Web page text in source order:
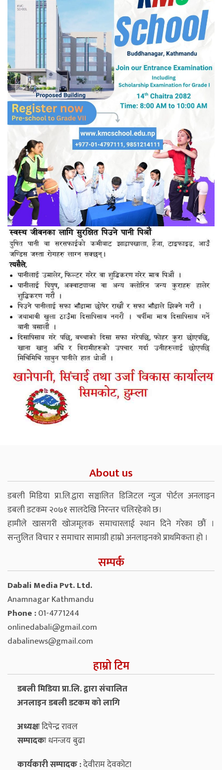
About us
डबली मिडिया प्रा.लि.द्वारा सञ्चालित डिजिटल न्युज पोर्टल अनलाइन
डबली डटकम २०७१ सालदेखि निरन्तर चलिरहेको छ।
हामीले खासगरी खोजमूलक समाचारलाई स्थान दिने गरेका छौं ।
सन्तुलित विचार र समाचार सामाग्री हाम्रो अनलाइनको प्राथमिकता हो ।
सम्पर्क
Dabali Media Pvt. Ltd.
Anamnagar Kathmandu
Phone :01-4771244
onlinedabali@gmail.com
dabalinews@gmail.com
हाम्रो टिम
डबली मिडिया प्रा.लि. द्वारा संचालित
अनलाइन डबली डटकम को लागि
अध्यक्षःदिपेन्द्र रावल
सम्पादकःधनन्‍जय बुढा
कार्यकारी सम्पादक :देवीराम देवकोटा